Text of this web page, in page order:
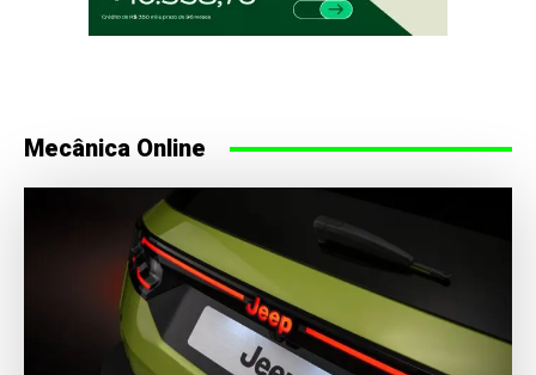
Mecânica Online